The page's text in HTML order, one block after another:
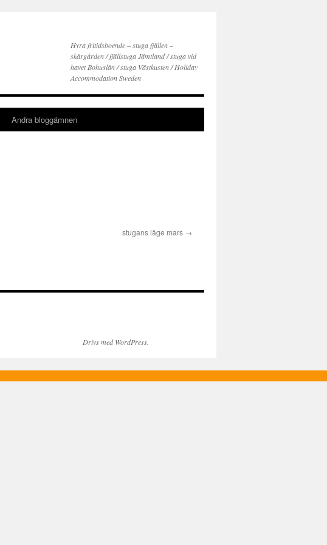
Hyra fritidsboende – stuga fjällen –
skärgården / fjällstuga Jämtland / stuga vid
havet Bohuslän / stuga Västkusten / Holiday
Accommodation Sweden
Andra bloggämnen
stugans läge mars
Drivs med WordPress.